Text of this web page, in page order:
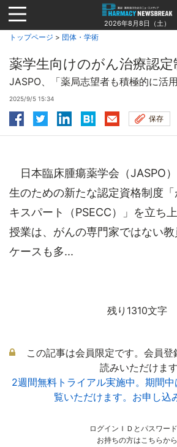
Jump
to
navigation
2026年8月8日（土）
トップページ > 団体・学術
薬学生向けのがん治療認定
JASPO、「薬局志望者も積極的に活用
2025/9/5 15:34
保存
日本臨床腫瘍薬学会（JASPO
生のための新たな認定資格制度
キスパート（PSECC）」を立ち
授業は、がんの専門家ではない
ケースも多...
残り1310文字
この記事は会員限定です。会員
読みいただけます
2週間無料トライアル実施中。期間
覧いただけます。お申し込
ログインＩＤとパスワー
お持ちの方はこちらから